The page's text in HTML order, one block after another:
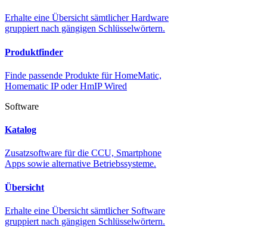
Erhalte eine Übersicht sämtlicher Hardware
gruppiert nach gängigen Schlüsselwörtern.
Produktfinder
Finde passende Produkte für HomeMatic,
Homematic IP oder HmIP Wired
Software
Katalog
Zusatzsoftware für die CCU, Smartphone
Apps sowie alternative Betriebssysteme.
Übersicht
Erhalte eine Übersicht sämtlicher Software
gruppiert nach gängigen Schlüsselwörtern.